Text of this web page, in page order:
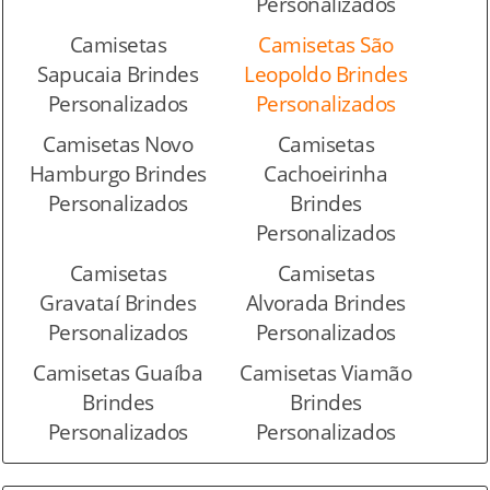
Camisetas
Sapucaia Brindes
Personalizados
Camisetas São
Leopoldo Brindes
Personalizados
Camisetas Novo
Hamburgo Brindes
Personalizados
Camisetas
Cachoeirinha
Brindes
Personalizados
Camisetas
Gravataí Brindes
Personalizados
Camisetas
Alvorada Brindes
Personalizados
Camisetas Guaíba
Brindes
Personalizados
Camisetas Viamão
Brindes
Personalizados